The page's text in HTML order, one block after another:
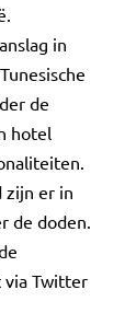
in
de
hotel
zijn er in
de doden.
via Twitter